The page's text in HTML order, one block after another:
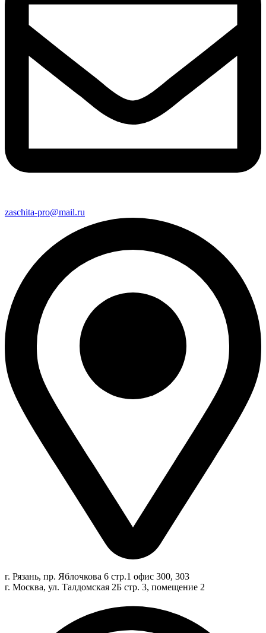
zaschita-pro@mail.ru
г. Рязань, пр. Яблочкова 6 стр.1 офис 300, 303
г. Москва, ул. Талдомская 2Б стр. 3, помещение 2